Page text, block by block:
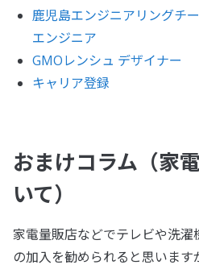
鹿児島エンジニアリングチ
エンジニア
GMOレンシュ デザイナー
キャリア登録
おまけコラム（家
いて）
家電量販店などでテレビや洗
の加入を勧められると思いま